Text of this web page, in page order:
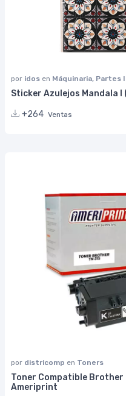
por idos en Máquinaria,
Sticker Azulejos Mandala I
+264 Ventas
por districomp en Toners
Toner Compatible Brother
Ameriprint